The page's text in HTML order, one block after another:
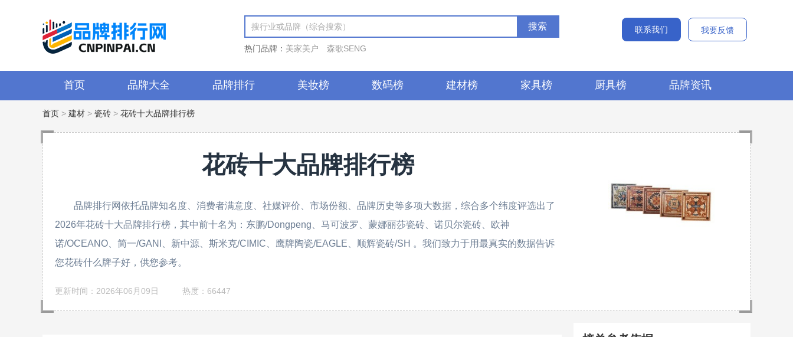
联系我们
我要反馈
热门品牌： 美家美户 森歌SENG
首页 品牌大全 品牌排行 美妆榜 数码榜 建材榜 家具榜 厨具榜 品牌资讯
首页 > 建材 > 瓷砖 > 花砖十大品牌排行榜
花砖十大品牌排行榜
品牌排行网依托品牌知名度、消费者满意度、社媒评价、市场份额、品牌历史等多项大数据，综合多个纬度评选出了
2026年花砖十大品牌排行榜，其中前十名为：东鹏/Dongpeng、马可波罗、蒙娜丽莎瓷砖、诺贝尔瓷砖、欧神
诺/OCEANO、简一/GANI、新中源、斯米克/CIMIC、鹰牌陶瓷/EAGLE、顺辉瓷砖/SH 。我们致力于用最真实的数据告诉
您花砖什么牌子好，供您参考。
更新时间：2026年06月09日 热度：66447